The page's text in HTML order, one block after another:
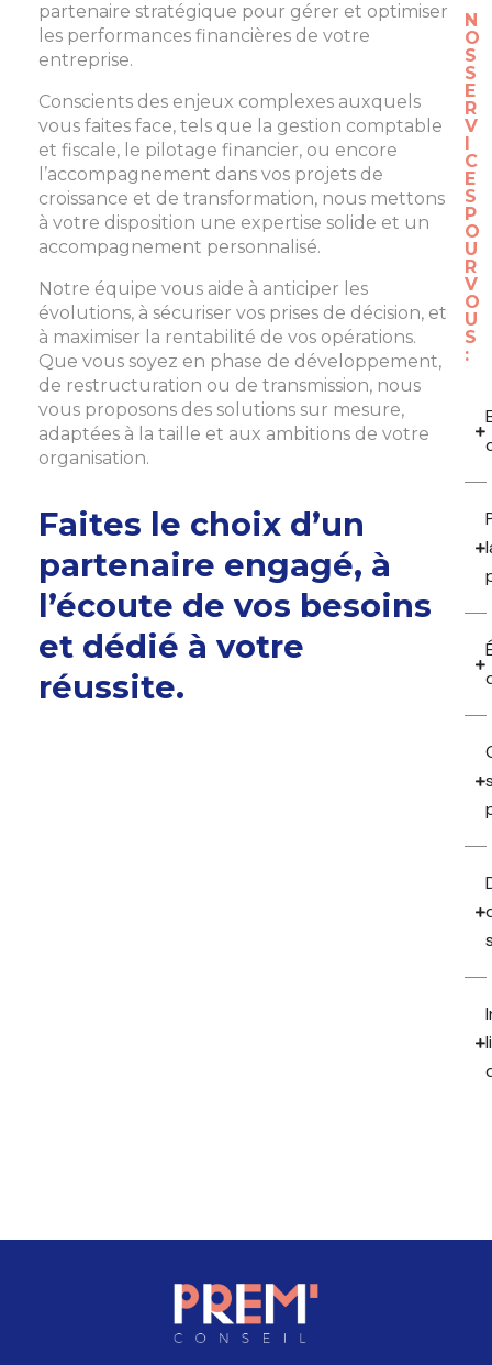
partenaire stratégique pour gérer et optimiser
les performances financières de votre
entreprise.
Conscients des enjeux complexes auxquels
vous faites face, tels que la gestion comptable
et fiscale, le pilotage financier, ou encore
l’accompagnement dans vos projets de
croissance et de transformation, nous mettons
à votre disposition une expertise solide et un
accompagnement personnalisé.
Notre équipe vous aide à anticiper les
évolutions, à sécuriser vos prises de décision, et
à maximiser la rentabilité de vos opérations.
Que vous soyez en phase de développement,
de restructuration ou de transmission, nous
vous proposons des solutions sur mesure,
adaptées à la taille et aux ambitions de votre
organisation.
Faites le choix d’un
partenaire engagé, à
l’écoute de vos besoins
et dédié à votre
réussite.
N
O
S
S
E
R
V
I
C
E
S
P
O
U
R
V
O
U
S
: